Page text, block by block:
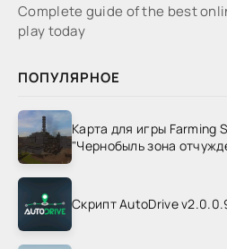
Complete guide of the best
play today
ПОПУЛЯРНОЕ
Карта для игры Farming
"Чернобыль зона
Скрипт AutoDrive